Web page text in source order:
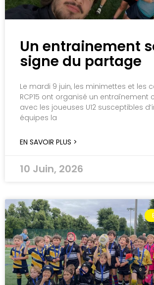
Un entrainement
signe du partage
Le mardi 9 juin, les minimettes et les
RCP15 ont organisé un entraînement
avec les joueuses U12 susceptibles
équipes la
EN SAVOIR PLUS >
10 Juin, 2026